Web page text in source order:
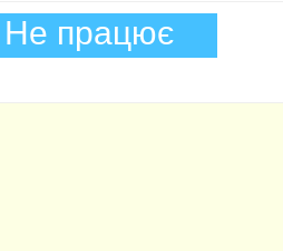
Не працює